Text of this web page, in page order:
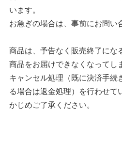
います。
お急ぎの場合は、事前にお問い
商品は、予告なく販売終了にな
商品をお届けできなくなってし
キャンセル処理（既に決済手続
る場合は返金処理）を行わせて
かじめご了承ください。